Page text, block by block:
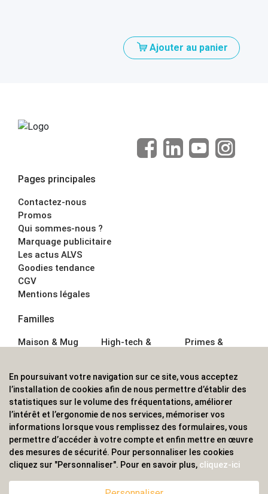
Ajouter au panier
Pages principales
Contactez-nous
Promos
Qui sommes-nous ?
Marquage publicitaire
Les actus ALVS
Goodies tendance
CGV
Mentions légales
Familles
Maison & Mug
Écriture
Bagagerie sacs
High-tech &
Sport &
Outdoor
Enfant
Primes &
Boisson
Textile &
Casquette
Accessoires de
bureau
ALVS, fournisseur d'objets publicitaires, pour les
professionnels. Une implantation nationale, une
couverture internationale.
En poursuivant votre navigation sur ce site, vous acceptez
l’installation de cookies afin de nous permettre d’établir des
statistiques sur le volume des fréquentations, améliorer
l’intérêt et l’ergonomie de nos services, mémoriser vos
informations lorsque vous remplissez des formulaires, vous
permettre d’accéder à votre compte et enfin mettre en œuvre
des mesures de sécurité. Pour personnaliser les cookies
cliquez sur "Personnaliser". Pour en savoir plus, cliquez-ici